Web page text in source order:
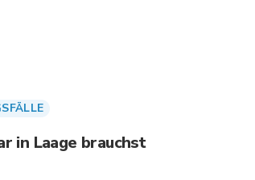
in Laage brauchst